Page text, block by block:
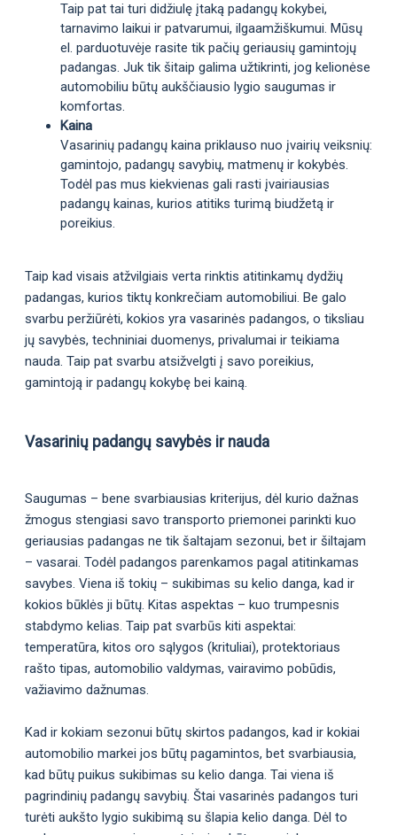
Taip pat tai turi didžiulę įtaką padangų kokybei,
tarnavimo laikui ir patvarumui, ilgaamžiškumui. Mūsų
el. parduotuvėje rasite tik pačių geriausių gamintojų
padangas. Juk tik šitaip galima užtikrinti, jog kelionėse
automobiliu būtų aukščiausio lygio saugumas ir
komfortas.
Kaina
Vasarinių padangų kaina priklauso nuo įvairių veiksnių:
gamintojo, padangų savybių, matmenų ir kokybės.
Todėl pas mus kiekvienas gali rasti įvairiausias
padangų kainas, kurios atitiks turimą biudžetą ir
poreikius.
Taip kad visais atžvilgiais verta rinktis atitinkamų dydžių
padangas, kurios tiktų konkrečiam automobiliui. Be galo
svarbu peržiūrėti, kokios yra vasarinės padangos, o tiksliau
jų savybės, techniniai duomenys, privalumai ir teikiama
nauda. Taip pat svarbu atsižvelgti į savo poreikius,
gamintoją ir padangų kokybę bei kainą.
Vasarinių padangų savybės ir nauda
Saugumas – bene svarbiausias kriterijus, dėl kurio dažnas
žmogus stengiasi savo transporto priemonei parinkti kuo
geriausias padangas ne tik šaltajam sezonui, bet ir šiltajam
– vasarai. Todėl padangos parenkamos pagal atitinkamas
savybes. Viena iš tokių – sukibimas su kelio danga, kad ir
kokios būklės ji būtų. Kitas aspektas – kuo trumpesnis
stabdymo kelias. Taip pat svarbūs kiti aspektai:
temperatūra, kitos oro sąlygos (krituliai), protektoriaus
rašto tipas, automobilio valdymas, vairavimo pobūdis,
važiavimo dažnumas.
Kad ir kokiam sezonui būtų skirtos padangos, kad ir kokiai
automobilio markei jos būtų pagamintos, bet svarbiausia,
kad būtų puikus sukibimas su kelio danga. Tai viena iš
pagrindinių padangų savybių. Štai vasarinės padangos turi
turėti aukšto lygio sukibimą su šlapia kelio danga. Dėl to